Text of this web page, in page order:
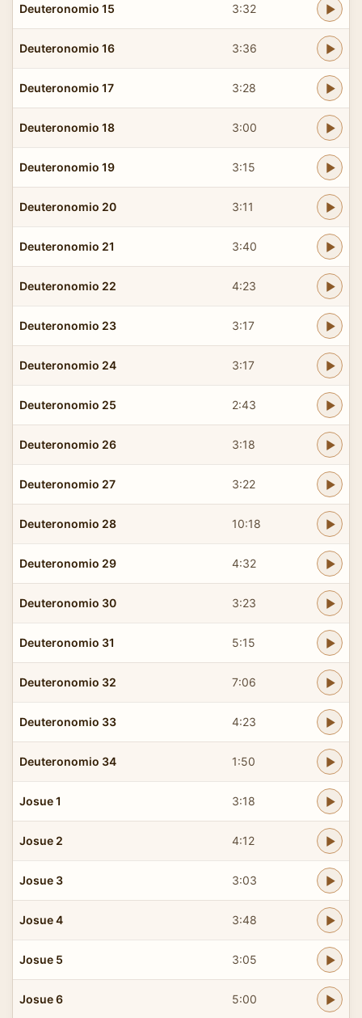
Deuteronomio 15 3:32
Deuteronomio 16 3:36
Deuteronomio 17 3:28
Deuteronomio 18 3:00
Deuteronomio 19 3:15
Deuteronomio 20 3:11
Deuteronomio 21 3:40
Deuteronomio 22 4:23
Deuteronomio 23 3:17
Deuteronomio 24 3:17
Deuteronomio 25 2:43
Deuteronomio 26 3:18
Deuteronomio 27 3:22
Deuteronomio 28 10:18
Deuteronomio 29 4:32
Deuteronomio 30 3:23
Deuteronomio 31 5:15
Deuteronomio 32 7:06
Deuteronomio 33 4:23
Deuteronomio 34 1:50
Josue 1 3:18
Josue 2 4:12
Josue 3 3:03
Josue 4 3:48
Josue 5 3:05
Josue 6 5:00